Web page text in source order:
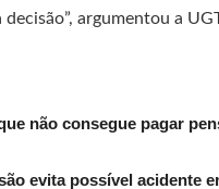
argumentou a
não consegue pagar
evita possível acidente